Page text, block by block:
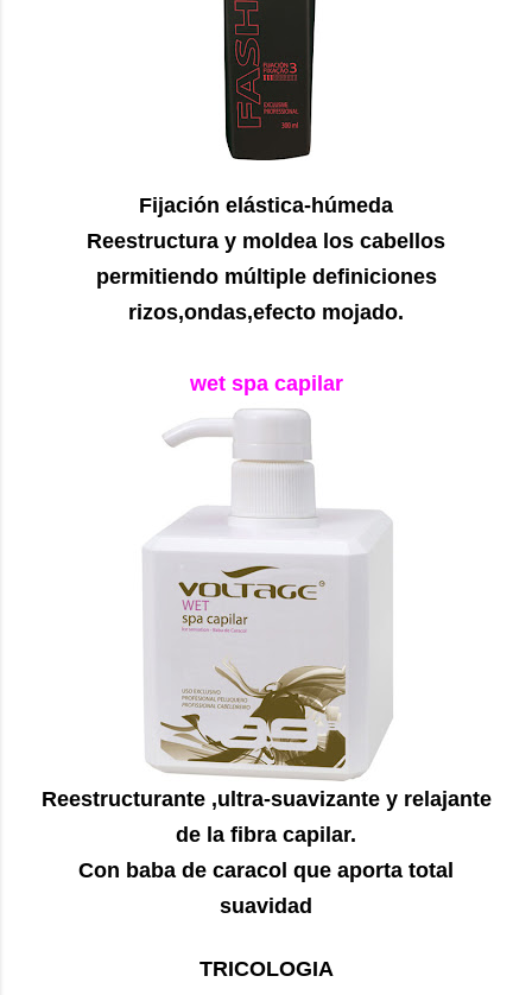
Fijación elástica-húmeda
Reestructura y moldea los cabellos
permitiendo múltiple definiciones
rizos,ondas,efecto mojado.
wet spa capilar
Reestructurante ,ultra-suavizante y relajante
de la fibra capilar.
Con baba de caracol que aporta total
suavidad
TRICOLOGIA